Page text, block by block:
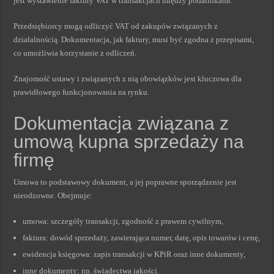
Przedsiębiorcy mogą odliczyć VAT od zakupów związanych z
działalnością. Dokumentacja, jak faktury, musi być zgodna z przepisami,
co umożliwia korzystanie z odliczeń.
Znajomość ustawy i związanych z nią obowiązków jest kluczowa dla
prawidłowego funkcjonowania na rynku.
Dokumentacja związana z
umową kupna sprzedaży na
firmę
Umowa to podstawowy dokument, a jej poprawne sporządzenie jest
nieodzowne. Obejmuje:
umowa: szczegóły transakcji, zgodność z prawem cywilnym,
faktura: dowód sprzedaży, zawierająca numer, datę, opis towarów i cenę,
ewidencja księgowa: zapis transakcji w KPiR oraz inne dokumenty,
inne dokumenty: np. świadectwa jakości.